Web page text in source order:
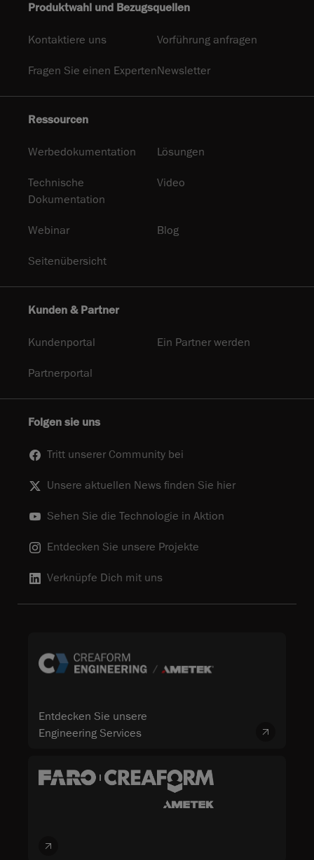
Produktwahl und Bezugsquellen
Kontaktiere uns Vorführung anfragen
Fragen Sie einen ExpertenNewsletter
Ressourcen
Werbedokumentation Lösungen
Technische
Dokumentation
Video
Webinar Blog
Seitenübersicht
Kunden & Partner
Kundenportal Ein Partner werden
Partnerportal
Folgen sie uns
Tritt unserer Community bei
Unsere aktuellen News finden Sie hier
Sehen Sie die Technologie in Aktion
Entdecken Sie unsere Projekte
Verknüpfe Dich mit uns
Entdecken Sie unsere
Engineering Services